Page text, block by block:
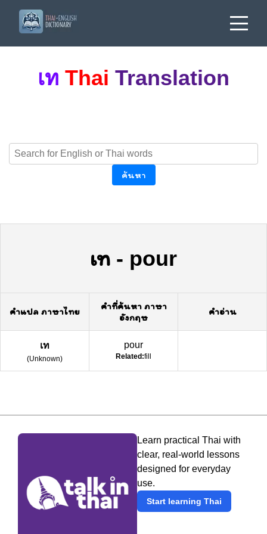
เท Thai Translation
ค้นหา
เท - pour
คำแปล ภาษาไทย
คำที่ค้นหา ภาษา
อังกฤษ
คำอ่าน
เท
(Unknown)
pour
Related:fill
Learn practical Thai with
clear, real-world lessons
designed for everyday
use.
Start learning Thai